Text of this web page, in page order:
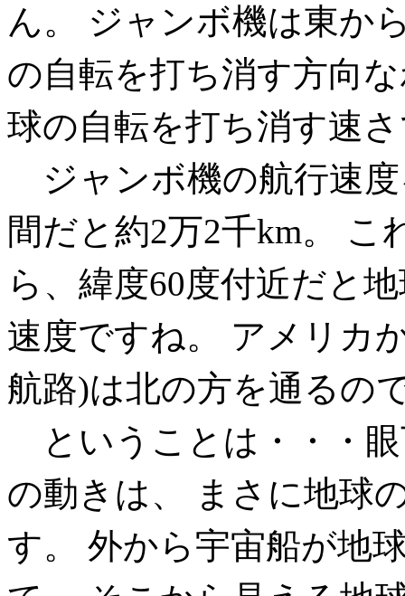
ん。 ジャンボ機は東か
の自転を打ち消す方向
球の自転を打ち消す速
ジャンボ機の航行速度
間だと約2万2千km。
ら、緯度60度付近だと
速度ですね。 アメリカ
航路)は北の方を通るの
ということは・・・
の動きは、 まさに地球
す。 外から宇宙船が地